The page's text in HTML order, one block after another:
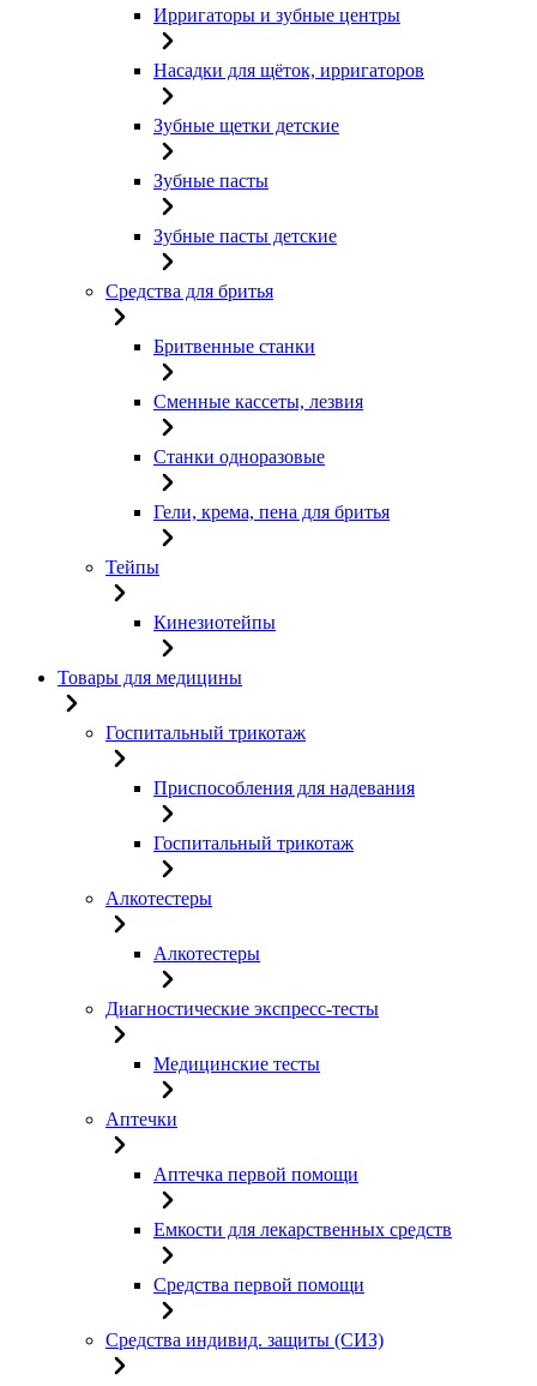
Ирригаторы и зубные центры
Насадки для щёток, ирригаторов
Зубные щетки детские
Зубные пасты
Зубные пасты детские
Средства для бритья
Бритвенные станки
Сменные кассеты, лезвия
Станки одноразовые
Гели, крема, пена для бритья
Тейпы
Кинезиотейпы
Товары для медицины
Госпитальный трикотаж
Приспособления для надевания
Госпитальный трикотаж
Алкотестеры
Алкотестеры
Диагностические экспресс-тесты
Медицинские тесты
Аптечки
Аптечка первой помощи
Емкости для лекарственных средств
Средства первой помощи
Средства индивид. защиты (СИЗ)